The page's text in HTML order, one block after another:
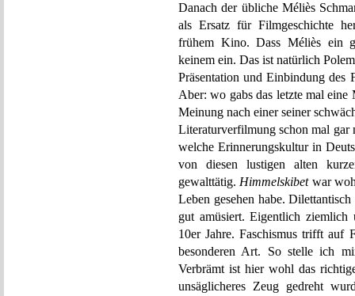
Danach der übliche Méliès
als Ersatz für Filmgeschichte
frühem Kino. Dass Méliès ein
keinem ein. Das ist natürlich
Präsentation und Einbindung
Aber: wo gabs das letzte mal eine
Meinung nach einer seiner
Literaturverfilmung schon mal
welche Erinnerungskultur in
von diesen lustigen alten
gewalttätig. Himmelskibetwar
Leben gesehen habe.
gut amüsiert. Eigentlich
10er Jahre. Faschismus trifft auf
besonderen Art. So stelle ich
Verbrämt ist hier wohl das
unsäglicheres Zeug gedreht